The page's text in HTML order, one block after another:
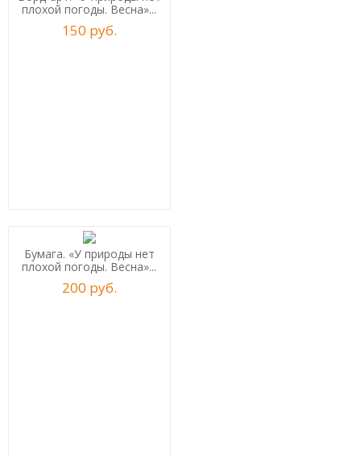
плохой погоды. Весна»...
150 руб.
Бумага. «У природы нет
плохой погоды. Весна»...
200 руб.